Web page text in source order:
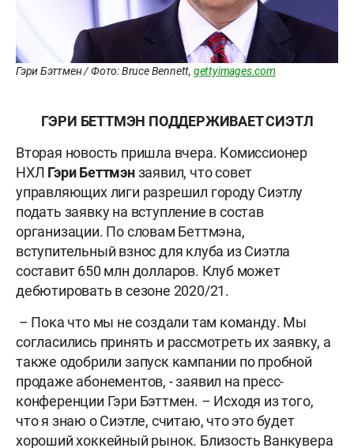
Гэри Бэттмен / Фото: Bruce Bennett, gettyimages.com
ГЭРИ БЕТТМЭН ПОДДЕРЖИВАЕТ СИЭТЛ
Вторая новость пришла вчера. Комиссионер
НХЛ Гэри Беттмэнзаявил, что совет
управляющих лиги разрешил городу Сиэтлу
подать заявку на вступление в состав
организации. По словам Беттмэна,
вступительный взнос для клуба из Сиэтла
составит 650 млн долларов. Клуб может
дебютировать в сезоне 2020/21.
– Пока что мы не создали там команду. Мы
согласились принять и рассмотреть их заявку, а
также одобрили запуск кампании по пробной
продаже абонементов, - заявил на пресс-
конференции Гэри Бэттмен. – Исходя из того,
что я знаю о Сиэтле, считаю, что это будет
хороший хоккейный рынок. Близость Ванкувера